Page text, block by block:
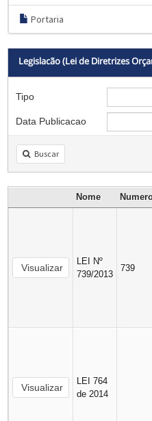
Portaria
Legislacão (Lei de Diretrizes
Tipo
Data Publicacao
Buscar
Nome
Visualizar
LEI Nº
739/2013
739
Visualizar
LEI 764
de 2014